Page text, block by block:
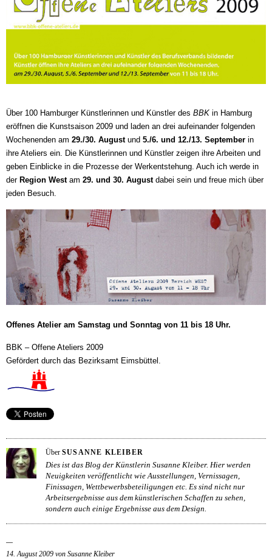
Über 100 Hamburger Künstlerinnen und Künstler des BBK in Hamburg
eröffnen die Kunstsaison 2009 und laden an drei aufeinander folgenden
Wochenenden am 29./30. August und 5./6. und 12./13. September in
ihre Ateliers ein. Die Künstlerinnen und Künstler zeigen ihre Arbeiten und
geben Einblicke in die Prozesse der Werkentstehung. Auch ich werde in
der Region Westam 29. und 30. August dabei sein und freue mich über
jeden Besuch.
Offenes Atelier am Samstag und Sonntag von 11 bis 18 Uhr.
BBK – Offene Ateliers 2009
Gefördert durch das Bezirksamt Eimsbüttel.
Über SUSANNE KLEIBER
Dies ist das Blog der Künstlerin Susanne Kleiber. Hier werden
Neuigkeiten veröffentlicht wie Ausstellungen, Vernissagen,
Finissagen, Wettbewerbsbeteiligungen etc. Es sind nicht nur
Arbeitsergebnisse aus dem künstlerischen Schaffen zu sehen,
sondern auch einige Ergebnisse aus dem Design.
14. August 2009 von Susanne Kleiber